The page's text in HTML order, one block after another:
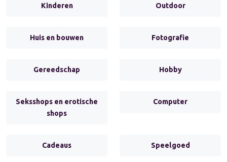
Kinderen Outdoor
Huis en bouwen Fotografie
Gereedschap Hobby
Seksshops en erotische
shops
Computer
Cadeaus Speelgoed